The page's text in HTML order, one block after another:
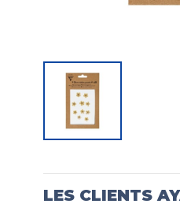
LES CLIENTS